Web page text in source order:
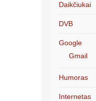
Daikčiukai
DVB
Google
Gmail
Humoras
Internetas